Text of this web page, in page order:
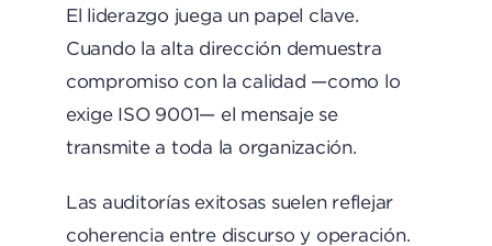
El liderazgo juega un papel clave.
Cuando la alta dirección demuestra
compromiso con la calidad —como lo
exige ISO 9001— el mensaje se
transmite a toda la organización.
Las auditorías exitosas suelen reflejar
coherencia entre discurso y operación.